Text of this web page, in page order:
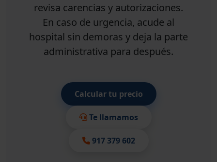
revisa carencias y autorizaciones.
En caso de urgencia, acude al
hospital sin demoras y deja la parte
administrativa para después.
Calcular tu precio
Te llamamos
917 379 602